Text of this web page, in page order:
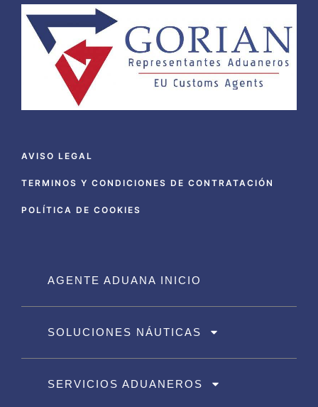
AVISO LEGAL
TERMINOS Y CONDICIONES DE CONTRATACIÓN
POLÍTICA DE COOKIES
AGENTE ADUANA INICIO
SOLUCIONES NÁUTICAS
SERVICIOS ADUANEROS